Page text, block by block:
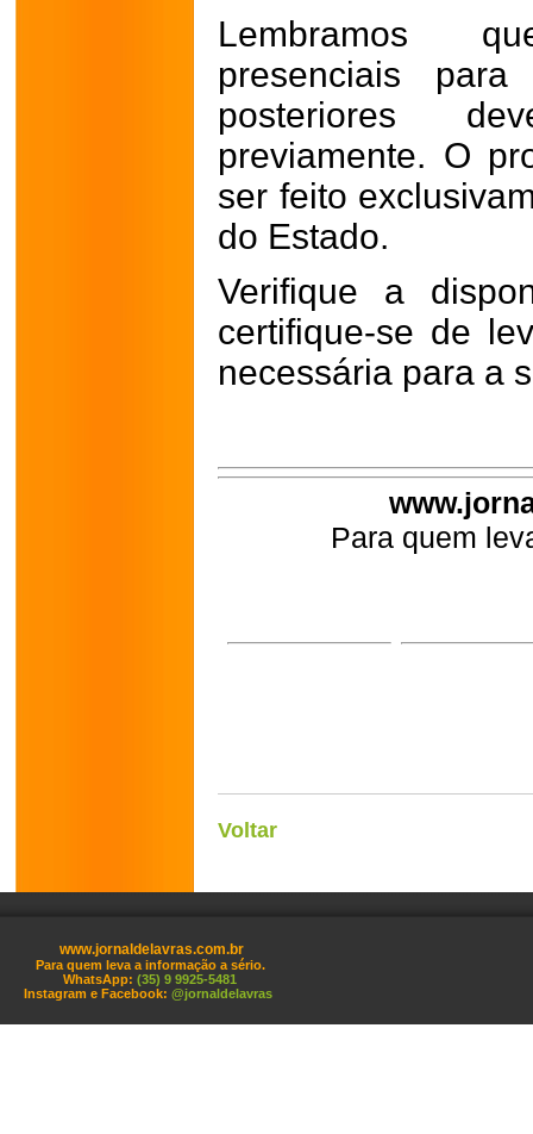
Lembramos
presenciais
posteriores
previamente. O
ser feito
do Estado.
Verifique a
certifique-se de
necessária para a
Para quem
Voltar
www.jornaldelavras.com.br
Para quem leva a informação a sério.
WhatsApp: (35) 9 9925-5481
Instagram e Facebook: @jornaldelavras